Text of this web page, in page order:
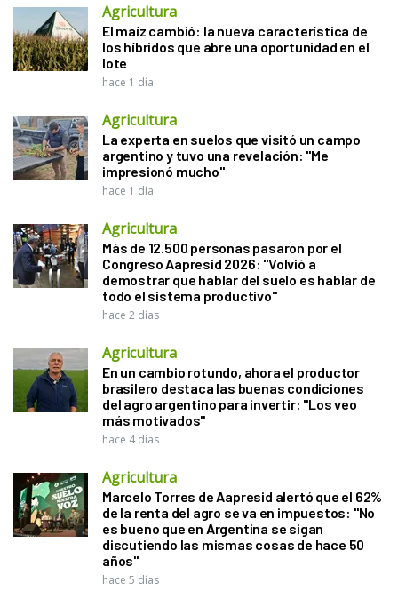
Agricultura
El maíz cambió: la nueva característica de
los híbridos que abre una oportunidad en el
lote
hace 1 día
Agricultura
La experta en suelos que visitó un campo
argentino y tuvo una revelación: "Me
impresionó mucho"
hace 1 día
Agricultura
Más de 12.500 personas pasaron por el
Congreso Aapresid 2026: "Volvió a
demostrar que hablar del suelo es hablar de
todo el sistema productivo"
hace 2 días
Agricultura
En un cambio rotundo, ahora el productor
brasilero destaca las buenas condiciones
del agro argentino para invertir: "Los veo
más motivados"
hace 4 días
Agricultura
Marcelo Torres de Aapresid alertó que el 62%
de la renta del agro se va en impuestos: "No
es bueno que en Argentina se sigan
discutiendo las mismas cosas de hace 50
años"
hace 5 días